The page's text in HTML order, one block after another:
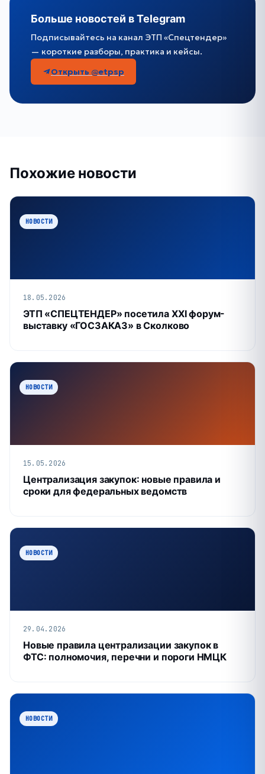
Больше новостей в Telegram
Подписывайтесь на канал ЭТП «Спецтендер»
— короткие разборы, практика и кейсы.
Открыть @etpsp
Похожие новости
НОВОСТИ
18.05.2026
ЭТП «СПЕЦТЕНДЕР» посетила XXI форум-
выставку «ГОСЗАКАЗ» в Сколково
НОВОСТИ
15.05.2026
Централизация закупок: новые правила и
сроки для федеральных ведомств
НОВОСТИ
29.04.2026
Новые правила централизации закупок в
ФТС: полномочия, перечни и пороги НМЦК
НОВОСТИ